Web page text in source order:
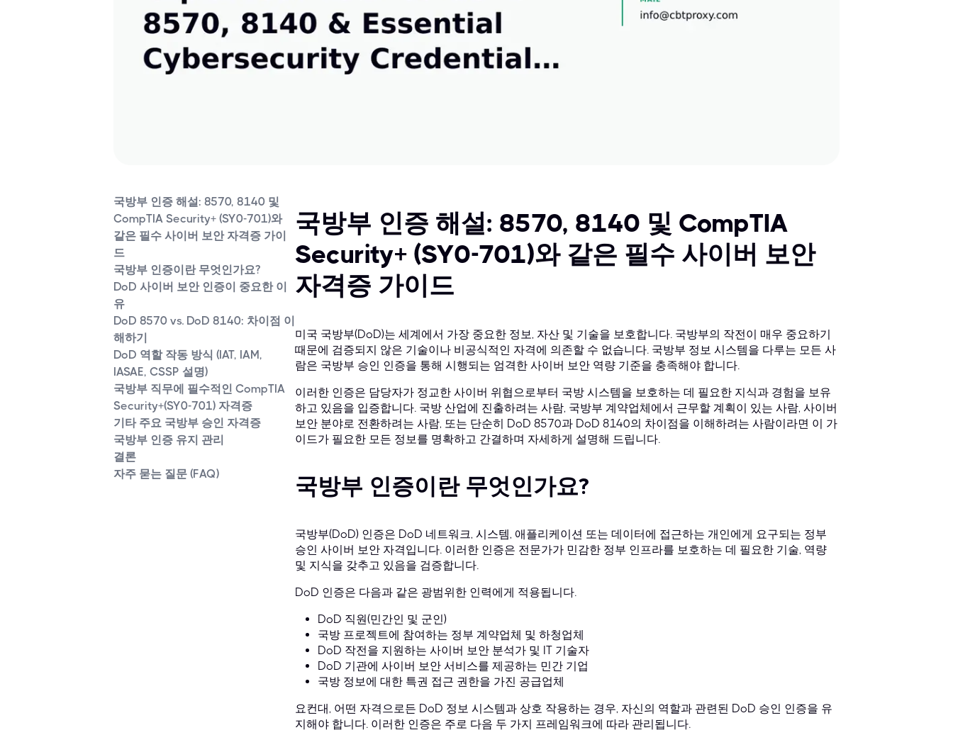
국방부 인증 해설: 8570, 8140 및
CompTIA Security+ (SY0-701)와
같은 필수 사이버 보안 자격증 가이
드
국방부 인증이란 무엇인가요?
DoD 사이버 보안 인증이 중요한 이
유
DoD 8570 vs. DoD 8140: 차이점 이
해하기
DoD 역할 작동 방식 (IAT, IAM,
IASAE, CSSP 설명)
국방부 직무에 필수적인 CompTIA
Security+(SY0-701) 자격증
기타 주요 국방부 승인 자격증
국방부 인증 유지 관리
결론
자주 묻는 질문 (FAQ)
국방부 인증 해설: 8570, 8140 및 CompTIA
Security+ (SY0-701)와 같은 필수 사이버 보안
자격증 가이드
미국 국방부(DoD)는 세계에서 가장 중요한 정보, 자산 및 기술을 보호합니다. 국방부의 작전이 매우 중요하기
때문에 검증되지 않은 기술이나 비공식적인 자격에 의존할 수 없습니다. 국방부 정보 시스템을 다루는 모든 사
람은 국방부 승인 인증을 통해 시행되는 엄격한 사이버 보안 역량 기준을 충족해야 합니다.
이러한 인증은 담당자가 정교한 사이버 위협으로부터 국방 시스템을 보호하는 데 필요한 지식과 경험을 보유
하고 있음을 입증합니다. 국방 산업에 진출하려는 사람, 국방부 계약업체에서 근무할 계획이 있는 사람, 사이버
보안 분야로 전환하려는 사람, 또는 단순히 DoD 8570과 DoD 8140의 차이점을 이해하려는 사람이라면 이 가
이드가 필요한 모든 정보를 명확하고 간결하며 자세하게 설명해 드립니다.
국방부 인증이란 무엇인가요?
국방부(DoD) 인증은 DoD 네트워크, 시스템, 애플리케이션 또는 데이터에 접근하는 개인에게 요구되는 정부
승인 사이버 보안 자격입니다. 이러한 인증은 전문가가 민감한 정부 인프라를 보호하는 데 필요한 기술, 역량
및 지식을 갖추고 있음을 검증합니다.
DoD 인증은 다음과 같은 광범위한 인력에게 적용됩니다.
DoD 직원(민간인 및 군인)
국방 프로젝트에 참여하는 정부 계약업체 및 하청업체
DoD 작전을 지원하는 사이버 보안 분석가 및 IT 기술자
DoD 기관에 사이버 보안 서비스를 제공하는 민간 기업
국방 정보에 대한 특권 접근 권한을 가진 공급업체
요컨대, 어떤 자격으로든 DoD 정보 시스템과 상호 작용하는 경우, 자신의 역할과 관련된 DoD 승인 인증을 유
지해야 합니다. 이러한 인증은 주로 다음 두 가지 프레임워크에 따라 관리됩니다.